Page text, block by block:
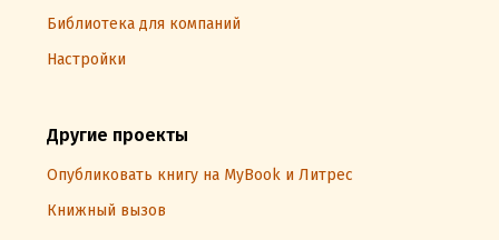
Библиотека для компаний
Настройки
Другие проекты
Опубликовать книгу на MyBook и Литрес
Книжный вызов